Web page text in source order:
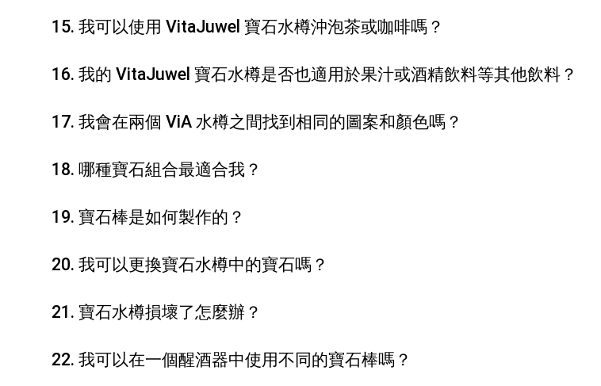
15. 我可以使用 VitaJuwel 寶石水樽沖泡茶或咖啡嗎？
16. 我的 VitaJuwel 寶石水樽是否也適用於果汁或酒精飲料等其他飲料？
17. 我會在兩個 ViA 水樽之間找到相同的圖案和顏色嗎？​
18. 哪種寶石組合最適合我？
19. 寶石棒是如何製作的？
20. 我可以更換寶石水樽中的寶石嗎？
21. 寶石水樽損壞了怎麼辦？
22. 我可以在一個醒酒器中使用不同的寶石棒嗎？